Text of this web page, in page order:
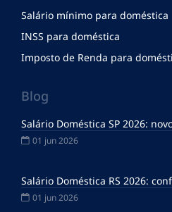
Salário mínimo para doméstica
INSS para doméstica
Imposto de Renda para
Blog
Salário Doméstica SP 2026:
01 jun 2026
Salário Doméstica RS 2026:
01 jun 2026